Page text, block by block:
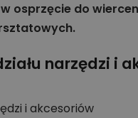
osprzęcie do
narzędzi i
i akcesoriów